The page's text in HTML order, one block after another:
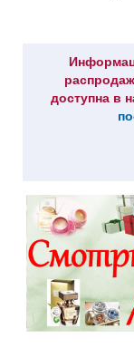
доступна в